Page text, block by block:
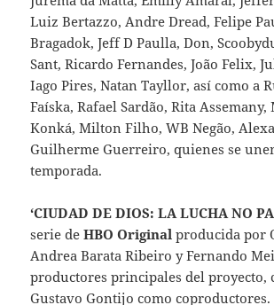
Luiz Bertazzo, Andre Dread, Felipe
Bragadok, Jeff D Paulla, Don,
Sant, Ricardo Fernandes, João Felix,
Iago Pires, Natan Tayllor, así como a
Faíska, Rafael Sardão, Rita Assemany,
Konká, Milton Filho, WB Negão,
Guilherme Guerreiro, quienes se
temporada.
‘CIUDAD DE DIOS: LA LUCHA NO
serie de HBO Original producida por
Andrea Barata Ribeiro y Fernando
productores principales del proyecto,
Gustavo Gontijo como